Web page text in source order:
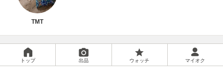
TMT
トップ 出品 ウォッチ マイオク